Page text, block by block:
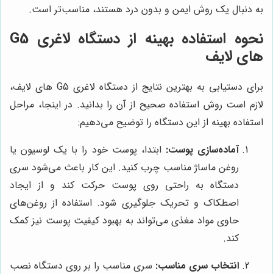
به دنبال یک روش ایمن و بدون درد هستند، مناسب‌تر است.
نحوه استفاده بهینه از دستگاه لاغری G5
های لایف
برای دستیابی به بهترین نتایج از دستگاه لاغری G5 های لایف،
لازم است روش استفاده صحیح از آن را بدانید. در اینجا، مراحل
استفاده بهینه از این دستگاه را توضیح می‌دهیم:
آماده‌سازی پوست: ابتدا، پوست خود را با یک لوسیون یا
روغن ماساژ مناسب چرب کنید. این کار باعث می‌شود سری
دستگاه به راحتی روی پوست حرکت کند و از ایجاد
اصطکاک و تحریک جلوگیری شود. استفاده از روغن‌های
حاوی مواد مغذی می‌تواند به بهبود کیفیت پوست نیز کمک
کند.
انتخاب سری مناسب: سری مناسب را بر روی دستگاه نصب